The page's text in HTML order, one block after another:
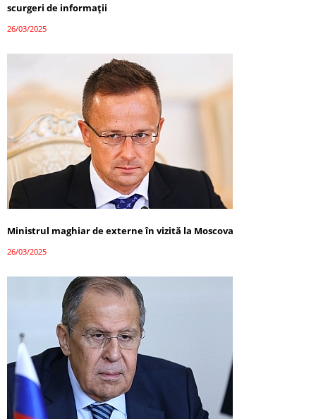
scurgeri de informații
26/03/2025
Ministrul maghiar de externe în vizită la Moscova
26/03/2025